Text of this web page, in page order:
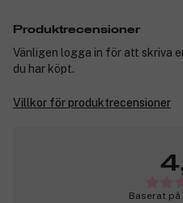
Produktrecensioner
Vänligen logga in för att skriva
du har köpt.
Villkor för produktrecensioner
Baserat på